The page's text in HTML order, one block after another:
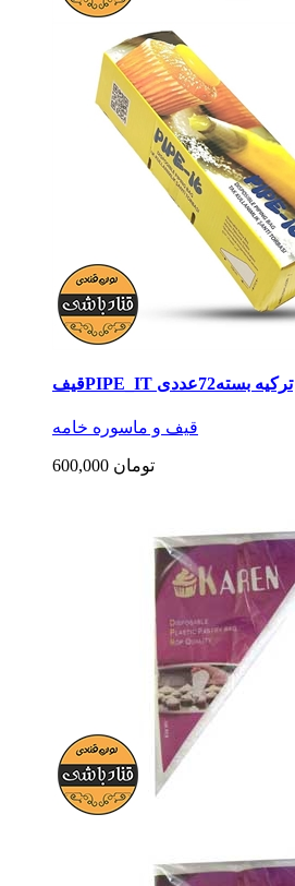
قیفPIPE_IT ترکیه بسته72عددی
قیف و ماسوره خامه
600,000 تومان